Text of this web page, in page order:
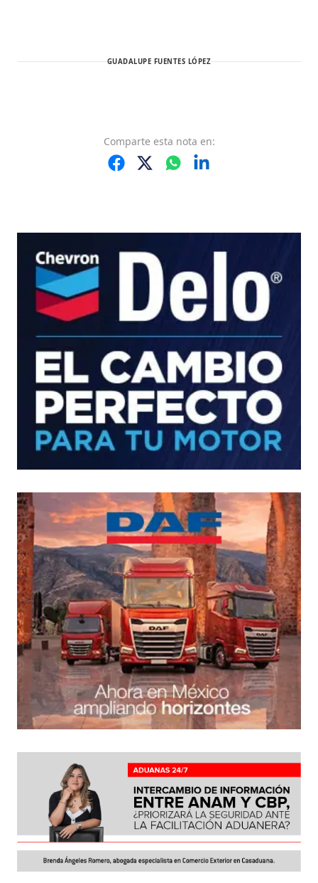
GUADALUPE FUENTES LÓPEZ
Comparte esta nota en: